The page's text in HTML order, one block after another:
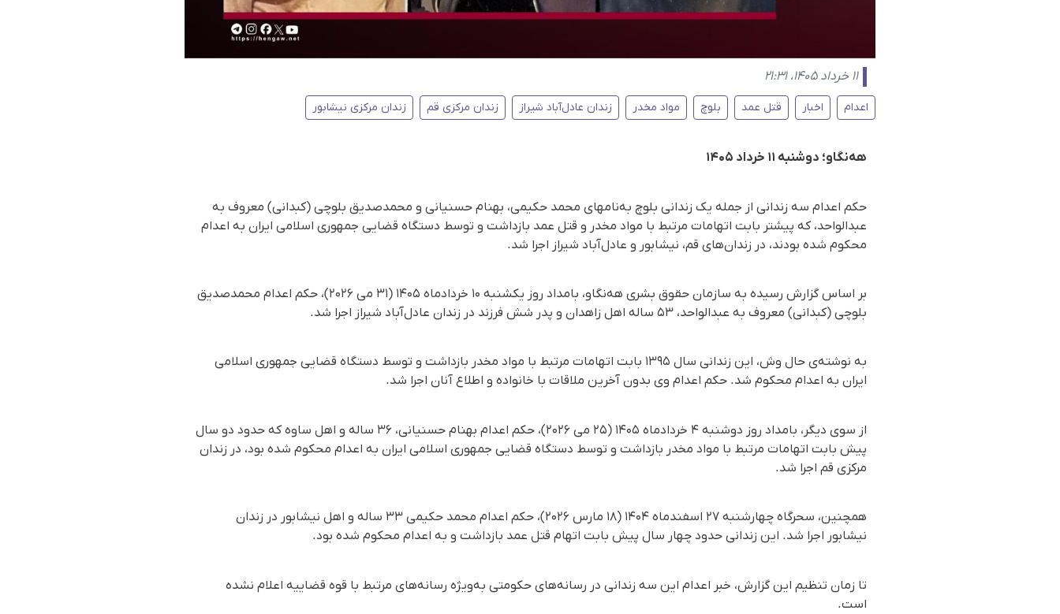
۱۱ خرداد ۱۴۰۵، ۲۱:۳۱
اعدام اخبار قتل عمد بلوچ مواد مخدر زندان عادل‌آباد شیراز زندان مرکزی قم زندان مرکزی نیشابور
هه‌نگاو؛ دوشنبه ۱۱ خرداد ۱۴۰۵
حکم اعدام سه زندانی از جمله یک زندانی بلوچ به‌نامهای محمد حکیمی، بهنام حسنیانی و محمدصدیق بلوچی (کبدانی) معروف به
عبدالواحد، که پیشتر بابت اتهامات مرتبط با مواد مخدر و قتل عمد بازداشت و توسط دستگاه قضایی جمهوری اسلامی ایران به اعدام
محکوم شده بودند، در زندان‌های قم، نیشابور و عادل‌‌آباد شیراز اجرا شد.
بر اساس گزارش رسیده به سازمان حقوق بشری هه‌نگاو، بامداد روز یکشنبه ۱۰ خردادماه ۱۴۰۵ (۳۱ می ۲۰۲۶)، حکم اعدام محمدصدیق
بلوچی (کبدانی) معروف به عبدالواحد، ۵۳ ساله اهل زاهدان و پدر شش فرزند در زندان عادل‌‌آباد شیراز اجرا شد.
به نوشته‌ی حال وش، این زندانی سال ۱۳۹۵ بابت اتهامات مرتبط با مواد مخدر بازداشت و توسط دستگاه قضایی جمهوری اسلامی
ایران به اعدام محکوم شد. حکم اعدام وی بدون آخرین ملاقات با خانواده ‌و اطلاع آنان اجرا شد.
از سوی دیگر، بامداد روز دوشنبه ۴ خردادماه ۱۴۰۵ (۲۵ می ۲۰۲۶)، حکم اعدام بهنام حسنیانی، ۳۶ ساله و اهل ساوه که حدود دو سال
پیش بابت اتهامات مرتبط با مواد مخدر بازداشت و توسط دستگاه قضایی جمهوری اسلامی ایران به اعدام محکوم شده بود، در زندان
مرکزی قم اجرا شد.
همچنین، سحرگاه چهارشنبه ۲۷ اسفندماه ۱۴۰۴ (۱۸ مارس ۲۰۲۶)، حکم اعدام محمد حکیمی ۳۳ ساله و اهل نیشابور در زندان
نیشابور اجرا شد. این زندانی حدود چهار سال پیش بابت اتهام قتل عمد بازداشت و به اعدام محکوم شده بود.
تا زمان تنظیم این گزارش، خبر اعدام این سه زندانی در رسانه‌های حکومتی به‌ویژه رسانه‌های مرتبط با قوه قضاییه اعلام نشده
است.